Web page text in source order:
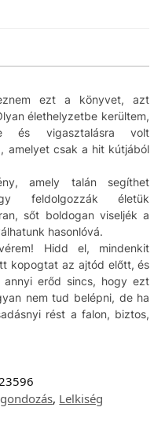
ezt a könyvet, azt
élethelyzetbe kerültem,
és vigasztalásra volt
amelyet csak a hit kútjából
amely talán segíthet
feldolgozzák életük
sőt boldogan viseljék a
hasonlóvá.
Hidd el, mindenkit
kopogtat az ajtód előtt, és
erőd sincs, hogy ezt
nem tud belépni, de ha
rést a falon, biztos,
, Lelkiség